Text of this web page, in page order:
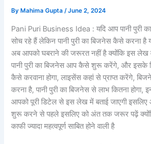
By Mahima Gupta/June 2, 2024
Pani Puri Business Idea : यदि आप पानी पुरी
सोच रहे हैं लेकिन पानी पुरी का बिजनेस कैसे करना है
अब आपको घबराने की जरूरत नहीं है क्योंकि इस लेख
पानी पुरी का बिजनेस आप कैसे शुरू करेंगे, और इसके
कैसे करवाना होगा, लाइसेंस कहां से प्राप्त करेंगे,
करना है, पानी पुरी का बिजनेस से लाभ कितना होगा,
आपको पूरी डिटेल से इस लेख में बताई जाएगी इसलिए
शुरू करने से पहले इसलिए को अंत तक जरूर पढ़ें
काफी ज्यादा महत्वपूर्ण साबित होने वाली है